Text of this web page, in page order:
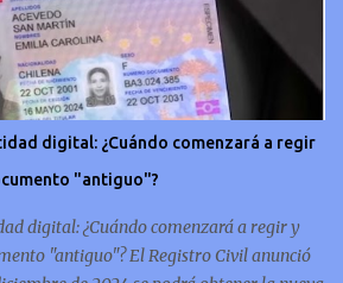
no reciben un sueldo por su rol en el
monto extra al que venían percibirndo por
“A la Karen no le pagan, no le
que no pagan”, confirmó la periodista de
en el programa Hay Que Decirlo
(Tomicic) me dijo que a ellos no le
Willy Sabor. Nacho Gutiérrez aportó que,
digital: ¿Cuándo comenzará a regir
"antiguo"?
digital: ¿Cuándo comenzará a regir y
"antiguo"? El Registro Civil anunció